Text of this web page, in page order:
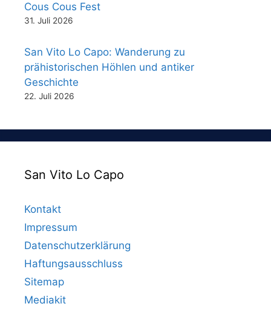
Cous Cous Fest
31. Juli 2026
San Vito Lo Capo: Wanderung zu
prähistorischen Höhlen und antiker
Geschichte
22. Juli 2026
San Vito Lo Capo
Kontakt
Impressum
Datenschutzerklärung
Haftungsausschluss
Sitemap
Mediakit